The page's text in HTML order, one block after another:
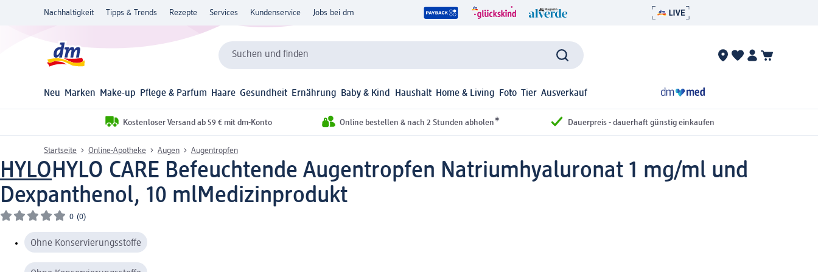
Nachhaltigkeit Tipps & Trends Rezepte Services Kundenservice Jobs bei dm
Suchen und finden
Neu Marken Make-up Pflege & Parfum Haare Gesundheit Ernährung Baby & Kind Haushalt Home & Living Foto Tier Ausverkauf
Kostenloser Versand ab 59 € mit dm-Konto Online bestellen & nach 2 Stunden abholen* Dauerpreis - dauerhaft günstig einkaufen
Startseite Online-Apotheke Augen Augentropfen
HYLOHYLO CARE Befeuchtende Augentropfen Natriumhyaluronat 1 mg/ml und
Dexpanthenol, 10 mlMedizinprodukt
0 (0)
Ohne Konservierungsstoffe